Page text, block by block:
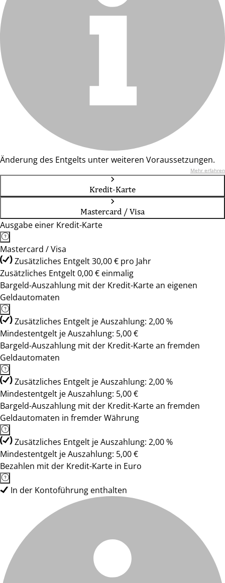
Änderung des Entgelts unter weiteren Voraussetzungen.
Mehr erfahren
Kredit-Karte
Mastercard / Visa
Ausgabe einer Kredit-Karte
Mastercard / Visa
Zusätzliches Entgelt 30,00 € pro Jahr
Zusätzliches Entgelt 0,00 € einmalig
Bargeld-Auszahlung mit der Kredit-Karte an eigenen
Geldautomaten
Zusätzliches Entgelt je Auszahlung: 2,00 %
Mindestentgelt je Auszahlung: 5,00 €
Bargeld-Auszahlung mit der Kredit-Karte an fremden
Geldautomaten
Zusätzliches Entgelt je Auszahlung: 2,00 %
Mindestentgelt je Auszahlung: 5,00 €
Bargeld-Auszahlung mit der Kredit-Karte an fremden
Geldautomaten in fremder Währung
Zusätzliches Entgelt je Auszahlung: 2,00 %
Mindestentgelt je Auszahlung: 5,00 €
Bezahlen mit der Kredit-Karte in Euro
In der Kontoführung enthalten